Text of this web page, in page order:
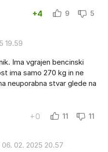
+4 9 5
19.59
Ima vgrajen bencinski
ima samo 270 kg in ne
neuporabna stvar glede na
+0 11 11
06. 02. 2025 20.57